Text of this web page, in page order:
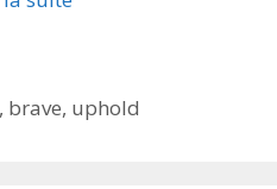
, brave, uphold